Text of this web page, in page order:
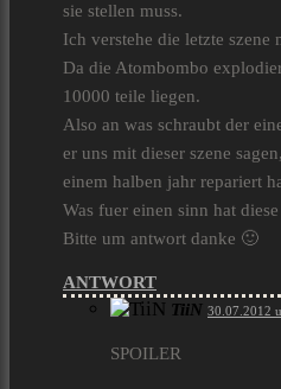
sie stellen muss.
Ich verstehe die letzte szene
Da die Atombombo
10000 teile liegen.
Also an was schraubt der
er uns mit dieser szene
einem halben jahr repariert
Was fuer einen sinn hat
Bitte um antwort danke 🙂
ANTWORT
TiiN 30.07.2012
SPOILER